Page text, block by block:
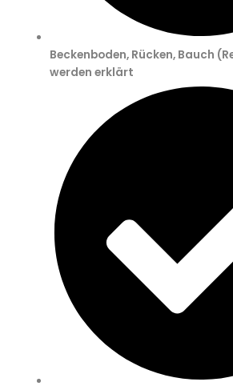
Beckenboden, Rücken, Bauch
werden erklärt